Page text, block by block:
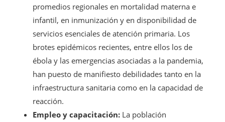
promedios regionales en mortalidad materna e
infantil, en inmunización y en disponibilidad de
servicios esenciales de atención primaria. Los
brotes epidémicos recientes, entre ellos los de
ébola y las emergencias asociadas a la pandemia,
han puesto de manifiesto debilidades tanto en la
infraestructura sanitaria como en la capacidad de
reacción.
Empleo y capacitación: La población